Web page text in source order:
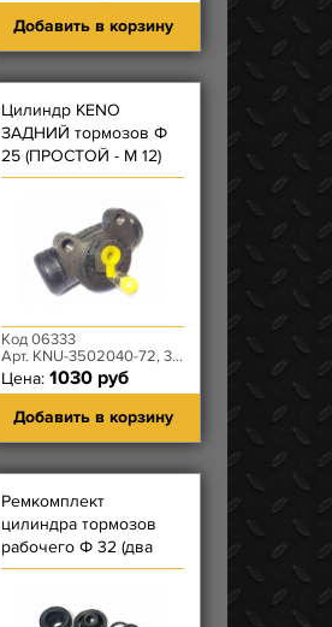
Добавить в корзину
Цилиндр KENO
ЗАДНИЙ тормозов Ф
25 (ПРОСТОЙ - М 12)
Код 06333
Арт. KNU-3502040-72, 3151-00-3502040-96
Цена: 1030 руб
Добавить в корзину
Ремкомплект
цилиндра тормозов
рабочего Ф 32 (два
поршня - на одно
Автодетальсервис